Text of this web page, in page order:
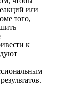
или
того,
к